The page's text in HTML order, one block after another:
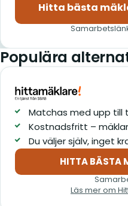
Hitta bästa
Populära
Matchas med upp till
Kostnadsfritt –
Du väljer själv, inget
HITTA BÄSTA
Läs mer om